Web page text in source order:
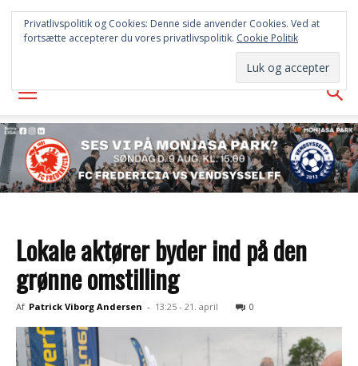
FREDERICIA
AVISEN
Lokale aktører byder ind på den
grønne omstilling
Af Patrick Viborg Andersen - 13:25 - 21. april 0
Privatlivspolitik og Cookies: Denne side anvender Cookies. Ved at
fortsætte accepterer du vores privatlivspolitik. Cookie Politik